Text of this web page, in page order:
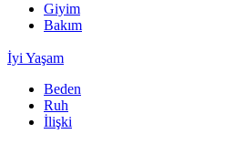
Giyim
Bakım
İyi Yaşam
Beden
Ruh
İlişki